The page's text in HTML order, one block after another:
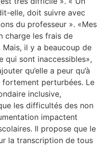
elle, doit suivre avec
du professeur ». «Mes
charge les frais de
il y a beaucoup de
qui sont inaccessibles»,
qu’elle a peur qu’à
fortement perturbées. Le
inclusive,
les difficultés des non
impactent
Il propose que le
la transcription de tous